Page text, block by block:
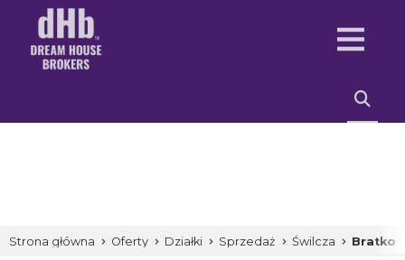
Strona główna Oferty Działki Sprzedaż Świlcza